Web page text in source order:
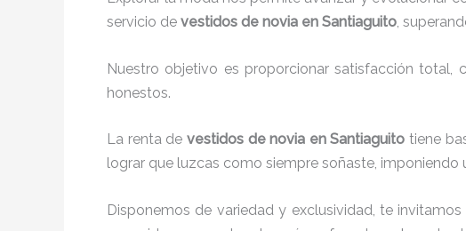
servicio de vestidos de novia en Santiaguito,
Nuestro objetivo es proporcionar satisfacción total,
honestos.
La renta de vestidos de novia en Santiaguitotiene
lograr que luzcas como siempre soñaste, imponiendo
Disponemos de variedad y exclusividad, te